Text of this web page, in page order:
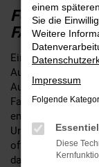
FORD
FAHRZEUG
Ein Ford Transit
Aus der Erfahrung
Automobilbereich
Familienbetriebs,
empfehlen. Aus
Unser
offenes Ohr für
dass es der Ford
einem
Sie die
Weitere
Impressum
Folgende
Diese